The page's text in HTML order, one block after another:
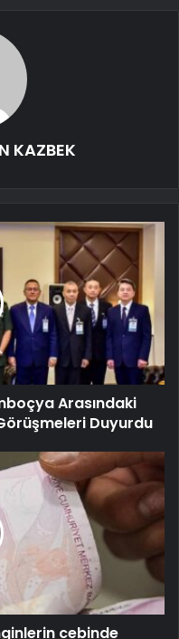
KAZBEK
Arasındaki
Duyurdu
cebinde